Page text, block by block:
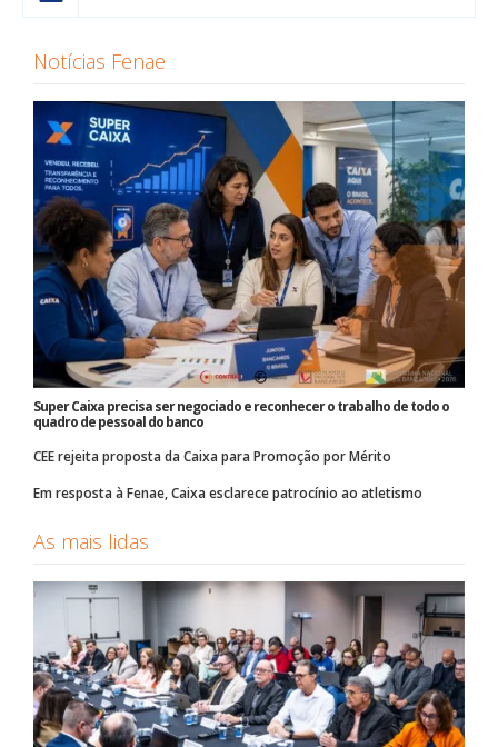
Notícias Fenae
Super Caixa precisa ser negociado e reconhecer o trabalho de todo o
quadro de pessoal do banco
CEE rejeita proposta da Caixa para Promoção por Mérito
Em resposta à Fenae, Caixa esclarece patrocínio ao atletismo
As mais lidas